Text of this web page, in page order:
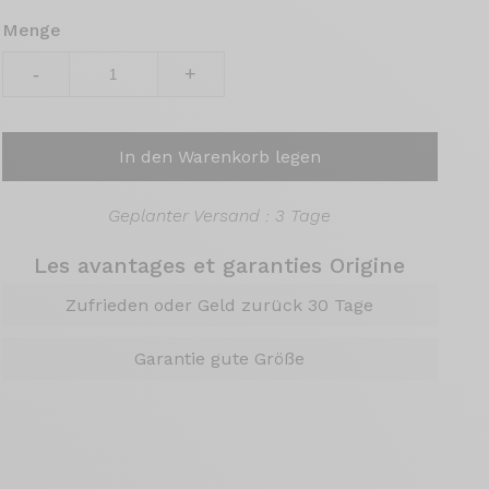
Menge
- +
In den Warenkorb legen
Geplanter Versand : 3 Tage
Les avantages et garanties Origine
Zufrieden oder Geld zurück 30 Tage
Garantie gute Größe